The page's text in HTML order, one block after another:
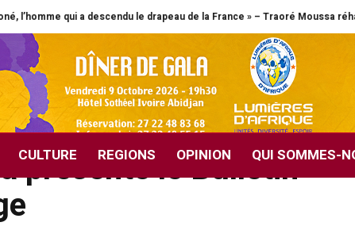
le drapeau de la France » – Traoré Moussa réhabilite le Général
CULTURE REGIONS OPINION QUI SOMMES-
la Côte d’Ivoire, les
–
présente le Bulletin